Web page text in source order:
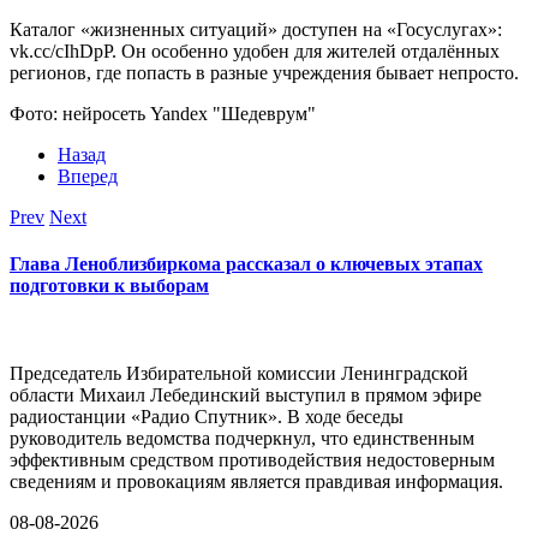
Каталог «жизненных ситуаций» доступен на «Госуслугах»:
vk.cc/cIhDpP. Он особенно удобен для жителей отдалённых
регионов, где попасть в разные учреждения бывает непросто.
Фото: нейросеть Yandex "Шедеврум"
Назад
Вперед
Prev Next
Глава Леноблизбиркома рассказал о ключевых этапах
подготовки к выборам
Председатель Избирательной комиссии Ленинградской
области Михаил Лебединский выступил в прямом эфире
радиостанции «Радио Спутник». В ходе беседы
руководитель ведомства подчеркнул, что единственным
эффективным средством противодействия недостоверным
сведениям и провокациям является правдивая информация.
08-08-2026